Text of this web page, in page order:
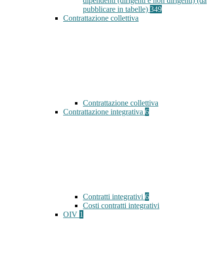
pubblicare in tabelle) 349
Contrattazione collettiva
Contrattazione collettiva
Contrattazione integrativa 6
Contratti integrativi 6
Costi contratti integrativi
OIV 1